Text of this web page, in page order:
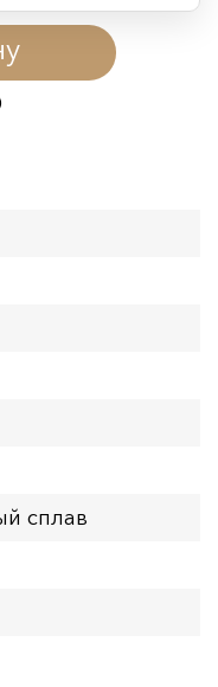
00:01
23:59
сплав